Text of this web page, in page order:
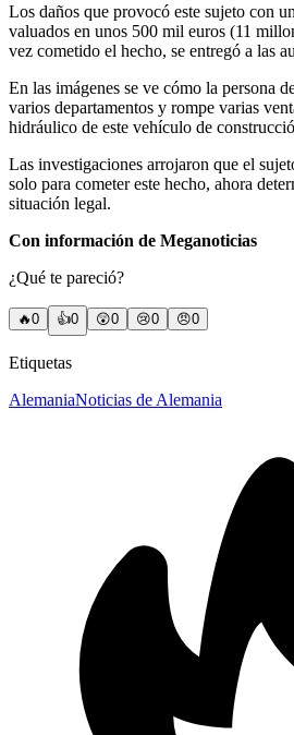
Los daños que provocó este sujeto con
valuados en unos 500 mil euros (11
vez cometido el hecho, se entregó a las
En las imágenes se ve cómo la persona
varios departamentos y rompe varias
hidráulico de este vehículo de
Las investigaciones arrojaron que el
solo para cometer este hecho, ahora
situación legal.
Con información de Meganoticias
¿Qué te pareció?
🔥0 👍0 😲0 😢0 😠0
Etiquetas
AlemaniaNoticias de Alemania